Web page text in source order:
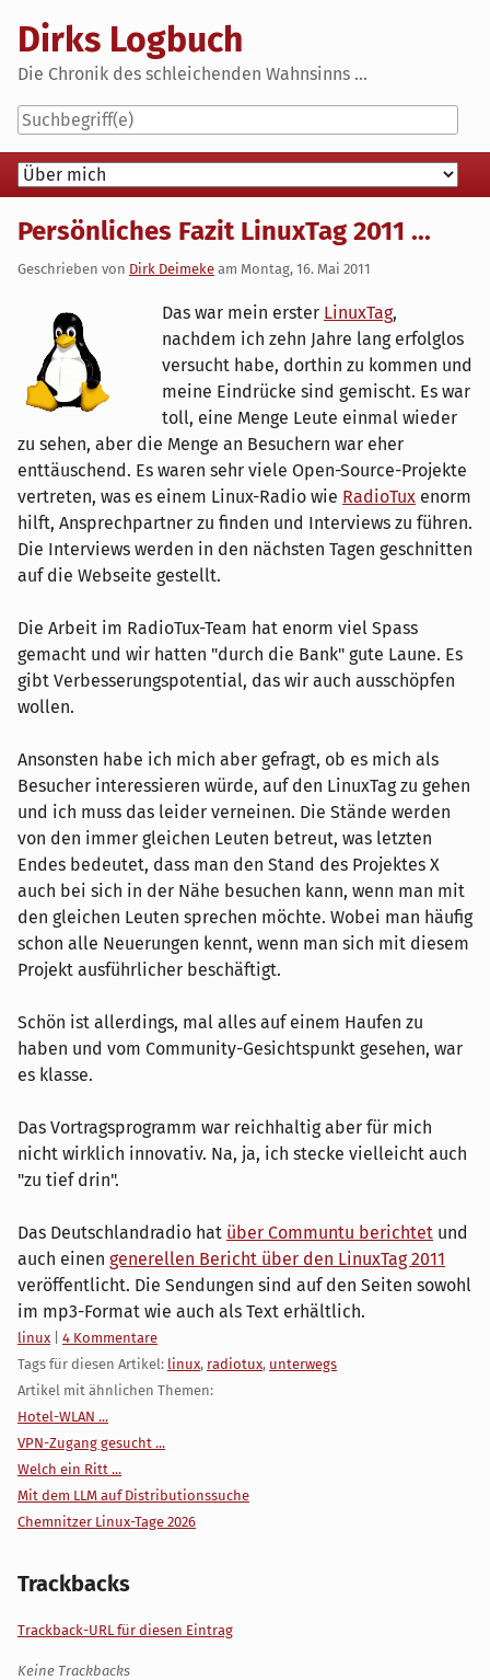
content
Dirks Logbuch
Die Chronik des schleichenden Wahnsinns ...
Navigation
Persönliches Fazit LinuxTag 2011 ...
Geschrieben von Dirk Deimeke am Montag, 16. Mai 2011
Das war mein erster LinuxTag,
nachdem ich zehn Jahre lang erfolglos
versucht habe, dorthin zu kommen und
meine Eindrücke sind gemischt. Es war
toll, eine Menge Leute einmal wieder
zu sehen, aber die Menge an Besuchern war eher
enttäuschend. Es waren sehr viele Open-Source-Projekte
vertreten, was es einem Linux-Radio wie RadioTux enorm
hilft, Ansprechpartner zu finden und Interviews zu führen.
Die Interviews werden in den nächsten Tagen geschnitten
auf die Webseite gestellt.
Die Arbeit im RadioTux-Team hat enorm viel Spass
gemacht und wir hatten "durch die Bank" gute Laune. Es
gibt Verbesserungspotential, das wir auch ausschöpfen
wollen.
Ansonsten habe ich mich aber gefragt, ob es mich als
Besucher interessieren würde, auf den LinuxTag zu gehen
und ich muss das leider verneinen. Die Stände werden
von den immer gleichen Leuten betreut, was letzten
Endes bedeutet, dass man den Stand des Projektes X
auch bei sich in der Nähe besuchen kann, wenn man mit
den gleichen Leuten sprechen möchte. Wobei man häufig
schon alle Neuerungen kennt, wenn man sich mit diesem
Projekt ausführlicher beschäftigt.
Schön ist allerdings, mal alles auf einem Haufen zu
haben und vom Community-Gesichtspunkt gesehen, war
es klasse.
Das Vortragsprogramm war reichhaltig aber für mich
nicht wirklich innovativ. Na, ja, ich stecke vielleicht auch
"zu tief drin".
Das Deutschlandradio hat über Communtu berichtet und
auch einen generellen Bericht über den LinuxTag 2011
veröffentlicht. Die Sendungen sind auf den Seiten sowohl
im mp3-Format wie auch als Text erhältlich.
Kategorien:
linux
4 Kommentare
Tags für diesen Artikel: linux, radiotux, unterwegs
Artikel mit ähnlichen Themen:
Hotel-WLAN ...
VPN-Zugang gesucht ...
Welch ein Ritt ...
Mit dem LLM auf Distributionssuche
Chemnitzer Linux-Tage 2026
Trackbacks
Trackback-URL für diesen Eintrag
Keine Trackbacks